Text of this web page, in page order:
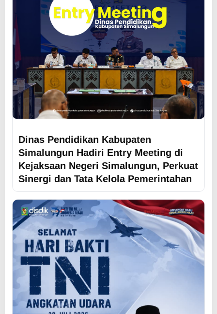
Dinas Pendidikan Kabupaten
Simalungun Hadiri Entry Meeting di
Kejaksaan Negeri Simalungun, Perkuat
Sinergi dan Tata Kelola Pemerintahan